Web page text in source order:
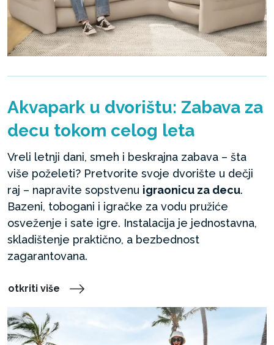
Akvapark u dvorištu: Zabava za
decu tokom celog leta
Vreli letnji dani, smeh i beskrajna zabava – šta
više poželeti? Pretvorite svoje dvorište u dečji
raj – napravite sopstvenu igraonicu za decu.
Bazeni, tobogani i igračke za vodu pružiće
osveženje i sate igre. Instalacija je jednostavna,
skladištenje praktično, a bezbednost
zagarantovana.
otkriti više